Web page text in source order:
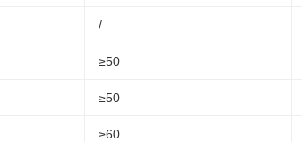
/
≥50
≥50
≥60